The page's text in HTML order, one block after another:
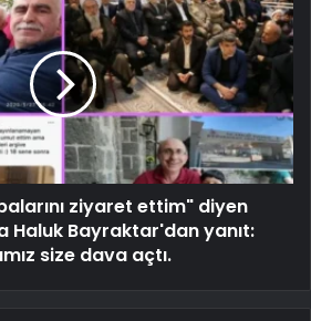
ziyaret ettim" diyen
Haluk Bayraktar'dan yanıt:
size dava açtı.